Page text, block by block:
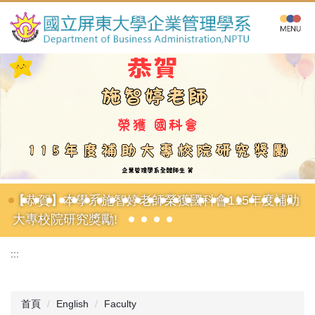
到
主
要
內
容
【恭賀】本學系施智婷老師榮獲國科會115年度補助
大專校院研究獎勵!
:::
首頁 English Faculty